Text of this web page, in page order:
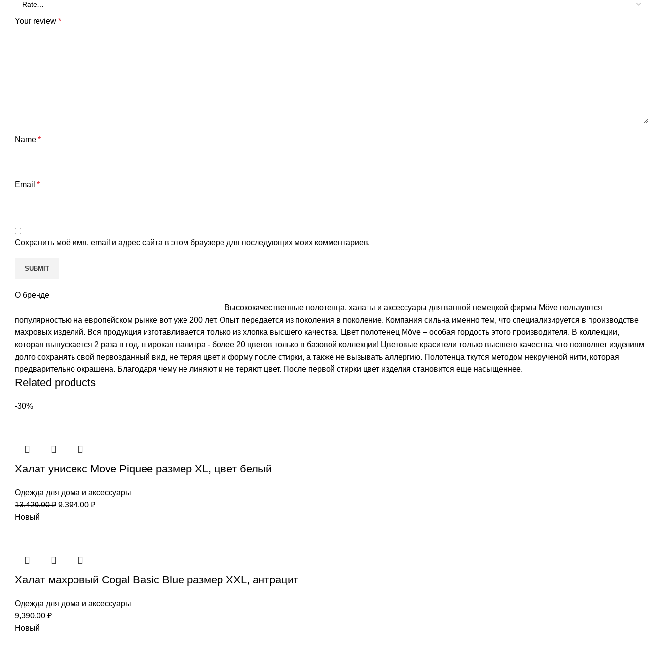
Your review *
Name *
Email *
Сохранить моё имя, email и адрес сайта в этом браузере для последующих моих комментариев.
О бренде
Высококачественные полотенца, халаты и аксессуары для ванной немецкой фирмы Möve пользуются
популярностью на европейском рынке вот уже 200 лет. Опыт передается из поколения в поколение. Компания сильна именно тем, что специализируется в производстве
махровых изделий. Вся продукция изготавливается только из хлопка высшего качества. Цвет полотенец Möve – особая гордость этого производителя. В коллекции,
которая выпускается 2 раза в год, широкая палитра - более 20 цветов только в базовой коллекции! Цветовые красители только высшего качества, что позволяет изделиям
долго сохранять свой первозданный вид, не теряя цвет и форму после стирки, а также не вызывать аллергию. Полотенца ткутся методом некрученой нити, которая
предварительно окрашена. Благодаря чему не линяют и не теряют цвет. После первой стирки цвет изделия становится еще насыщеннее.
Related products
-30%
Халат унисекс Move Piquee размер XL, цвет белый
Одежда для дома и аксессуары
13,420.00₽ 9,394.00 ₽
Новый
Халат махровый Cogal Basic Blue размер XXL, антрацит
Одежда для дома и аксессуары
9,390.00 ₽
Новый